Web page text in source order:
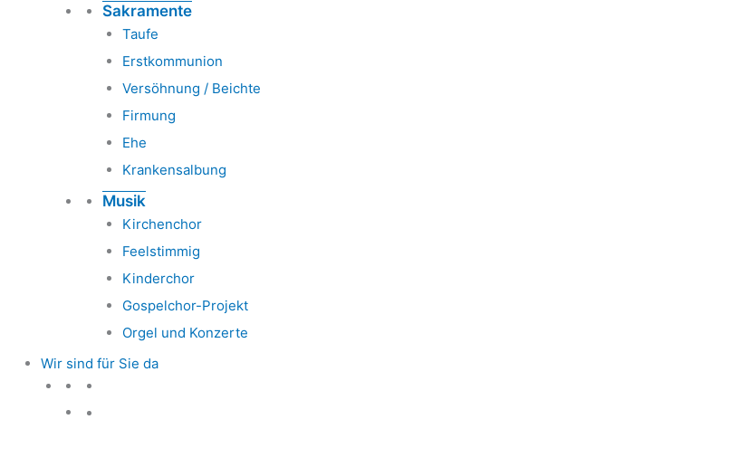
Sakramente
Taufe
Erstkommunion
Versöhnung / Beichte
Firmung
Ehe
Krankensalbung
Musik
Kirchenchor
Feelstimmig
Kinderchor
Gospelchor-Projekt
Orgel und Konzerte
Wir sind für Sie da